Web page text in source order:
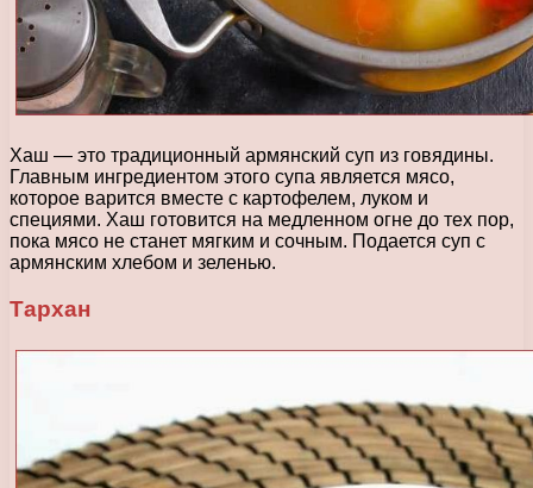
Хаш — это традиционный армянский суп из говядины.
Главным ингредиентом этого супа является мясо,
которое варится вместе с картофелем, луком и
специями. Хаш готовится на медленном огне до тех пор,
пока мясо не станет мягким и сочным. Подается суп с
армянским хлебом и зеленью.
Тархан